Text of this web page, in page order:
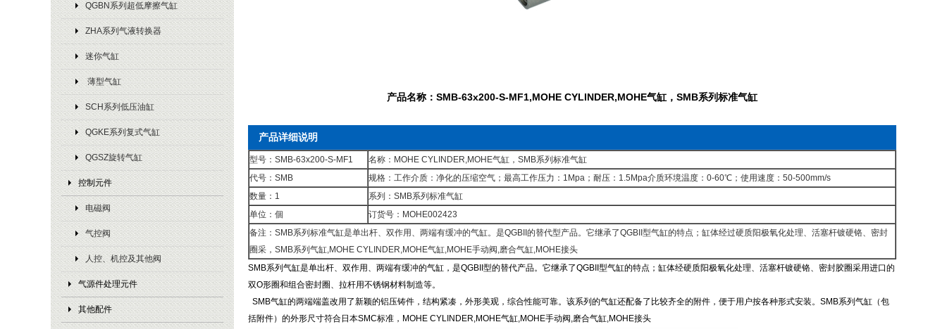
QGBN系列超低摩擦气缸
ZHA系列气液转换器
迷你气缸
薄型气缸
SCH系列低压油缸
QGKE系列复式气缸
QGSZ旋转气缸
控制元件
电磁阀
气控阀
人控、机控及其他阀
气源件处理元件
其他配件
产品名称：SMB-63x200-S-MF1,MOHE CYLINDER,MOHE气缸，SMB系列标准气缸
产品详细说明
型号：SMB-63x200-S-MF1
名称：MOHE CYLINDER,MOHE气缸，SMB系列标准气缸
代号：SMB
规格：工作介质：净化的压缩空气；最高工作压力：1Mpa；耐压：1.5Mpa介质环境温度：0-60℃；使用速度：50-500mm/s
数量：1
系列：SMB系列标准气缸
单位：個
订货号：MOHE002423
备注：SMB系列标准气缸是单出杆、双作用、两端有缓冲的气缸。是QGBII的替代型产品。它继承了QGBII型气缸的特点；缸体经过硬质阳极氧化处理、活塞杆镀硬铬、密封
圈采，SMB系列气缸,MOHE CYLINDER,MOHE气缸,MOHE手动阀,磨合气缸,MOHE接头
SMB系列气缸是单出杆、双作用、两端有缓冲的气缸，是QGBII型的替代产品。它继承了QGBII型气缸的特点；缸体经硬质阳极氧化处理、活塞杆镀硬铬、密封胶圈采用进口的
双O形圈和组合密封圈、拉杆用不锈钢材料制造等。
SMB气缸的两端端盖改用了新颖的铝压铸件，结构紧凑，外形美观，综合性能可靠。该系列的气缸还配备了比较齐全的附件，便于用户按各种形式安装。SMB系列气缸（包
括附件）的外形尺寸符合日本SMC标准，MOHE CYLINDER,MOHE气缸,MOHE手动阀,磨合气缸,MOHE接头